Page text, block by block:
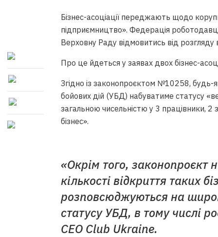
Бізнес-асоціації переджають щодо
підприємництво». Федерація
Верховну Раду відмовитись від розгляду
Про це йдеться у заявах двох бізнес-
Згідно із законопроєктом №10258, будь-
бойових дій (УБД) набуватиме статусу
загальною чисельністю у 3 працівники,
бізнес».
«Окрім того, законопроєкт
кількості відкриття таких
розповсюджуються на
статусу УБД, в тому числі
CEO Club Ukraine.